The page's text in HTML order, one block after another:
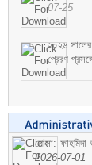
07-25
২০২৬ সালের
প্রেরণ
মোসা:
2026-07-01